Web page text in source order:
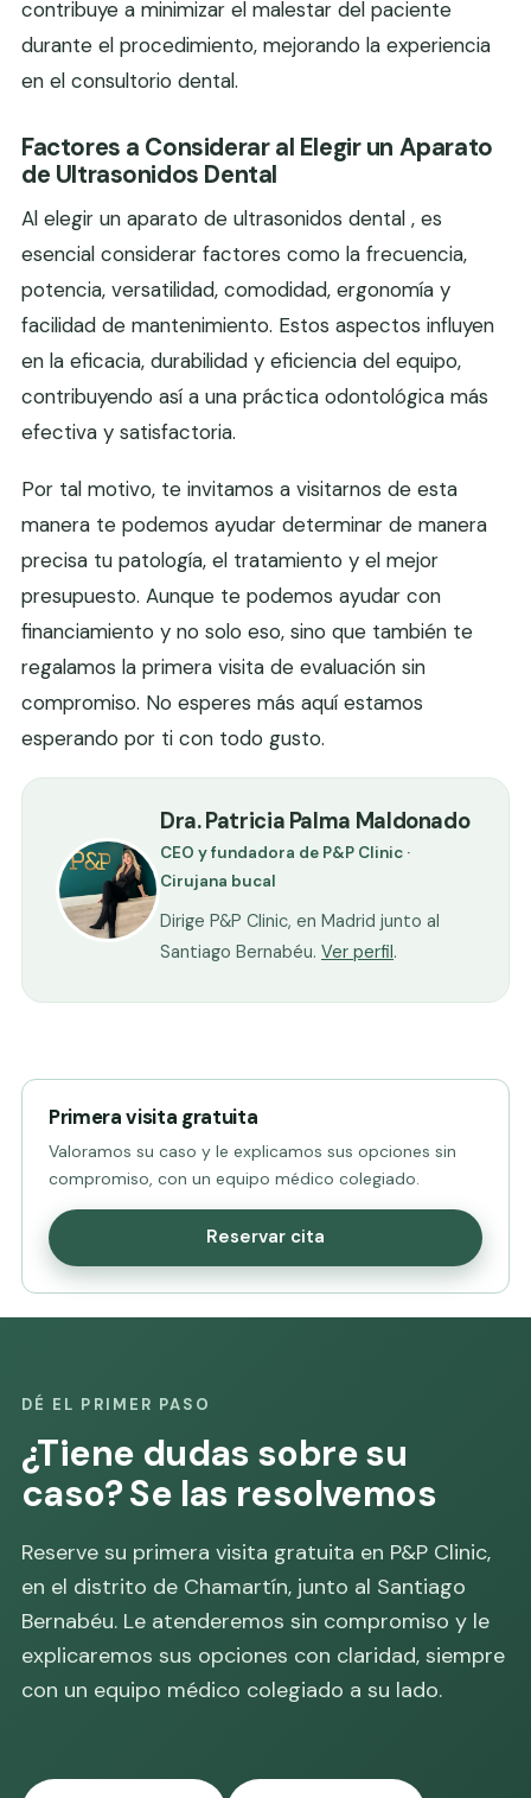
contribuye a minimizar el malestar del paciente
durante el procedimiento, mejorando la experiencia
en el consultorio dental.
Factores a Considerar al Elegir un Aparato
de Ultrasonidos Dental
Al elegir un aparato de ultrasonidos dental , es
esencial considerar factores como la frecuencia,
potencia, versatilidad, comodidad, ergonomía y
facilidad de mantenimiento. Estos aspectos influyen
en la eficacia, durabilidad y eficiencia del equipo,
contribuyendo así a una práctica odontológica más
efectiva y satisfactoria.
Por tal motivo, te invitamos a visitarnos de esta
manera te podemos ayudar determinar de manera
precisa tu patología, el tratamiento y el mejor
presupuesto. Aunque te podemos ayudar con
financiamiento y no solo eso, sino que también te
regalamos la primera visita de evaluación sin
compromiso. No esperes más aquí estamos
esperando por ti con todo gusto.
Dra. Patricia Palma Maldonado
CEO y fundadora de P&P Clinic ·
Cirujana bucal
Dirige P&P Clinic, en Madrid junto al
Santiago Bernabéu. Ver perfil.
Primera visita gratuita
Valoramos su caso y le explicamos sus opciones sin
compromiso, con un equipo médico colegiado.
Reservar cita
DÉ EL PRIMER PASO
¿Tiene dudas sobre su
caso? Se las resolvemos
Reserve su primera visita gratuita en P&P Clinic,
en el distrito de Chamartín, junto al Santiago
Bernabéu. Le atenderemos sin compromiso y le
explicaremos sus opciones con claridad, siempre
con un equipo médico colegiado a su lado.